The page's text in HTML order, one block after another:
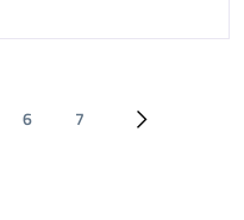
6 7